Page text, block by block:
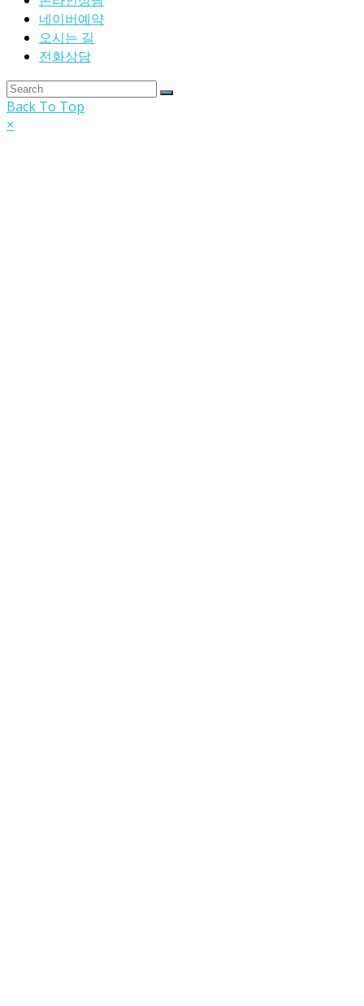
네이버예약
오시는 길
전화상담
Back To Top
×